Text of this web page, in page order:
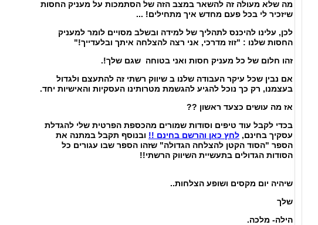
מה שלא מעולה זה להשאר במצב הזה של הסתמכות על מעניק החסות
שיזכיר לי בכל פעם מחדש איך מתחילים! ...
לכן, עלינו להיכנס לתהליך של למידה ובשלב מסויים לומר למעניק
החסות שלנו : "זוז מדרכי, אני רצה להצלחה איתך ובלעדייך!"
זהו חלום של כל מעניק חסות ואני בטוחה שגם שלך!.
אם נבין שכל עיקר העבודה שלנו ב שיווק רשתי זה להתעצם ולגדול
בעצמנו, רק כך נוכל להגיע להגשמת מטרותינו העסקיות והאישיות יחד.
אז מה עושים כצעד ראשון ??
בכדי לקבל עוד טיפים וסודות שמורים מהכספת הפרטית שלי להגדלת
עסקיך בחינם, לחץ כאן והרשם בחינם !! ובנוסף תקבל במתנה את
הספר "הסוד הקטן להצלחה הגדולה" שזהו הספר שבו עגורים כל
הסודות הגדולים בתעשיית השיווק הרשתי!!
שיהיה יום מקסים ושופע הצלחות..
שלך
הילה- מלכה.